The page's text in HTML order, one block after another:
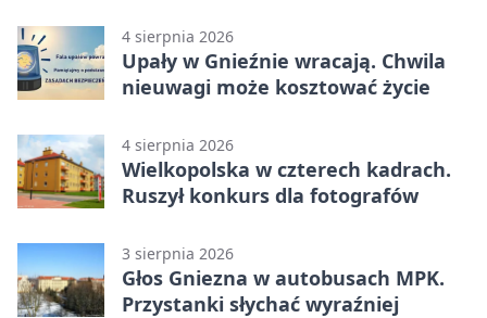
4 sierpnia 2026
Upały w Gnieźnie wracają. Chwila
nieuwagi może kosztować życie
4 sierpnia 2026
Wielkopolska w czterech kadrach.
Ruszył konkurs dla fotografów
3 sierpnia 2026
Głos Gniezna w autobusach MPK.
Przystanki słychać wyraźniej